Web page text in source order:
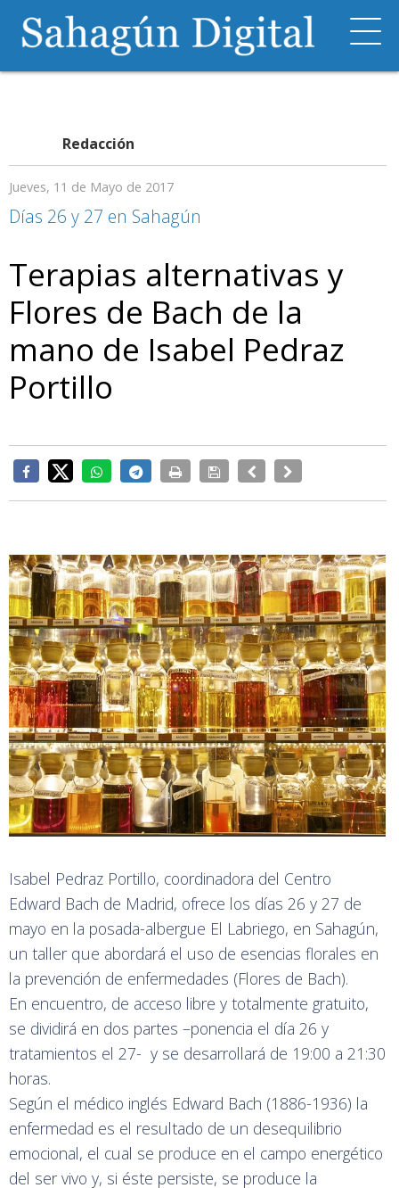
Redacción
Jueves, 11 de Mayo de 2017
Días 26 y 27 en Sahagún
Terapias alternativas y
Flores de Bach de la
mano de Isabel Pedraz
Portillo
Isabel Pedraz Portillo, coordinadora del Centro
Edward Bach de Madrid, ofrece los días 26 y 27 de
mayo en la posada-albergue El Labriego, en Sahagún,
un taller que abordará el uso de esencias florales en
la prevención de enfermedades (Flores de Bach).
En encuentro, de acceso libre y totalmente gratuito,
se dividirá en dos partes –ponencia el día 26 y
tratamientos el 27- y se desarrollará de 19:00 a 21:30
horas.
Según el médico inglés Edward Bach (1886-1936) la
enfermedad es el resultado de un desequilibrio
emocional, el cual se produce en el campo energético
del ser vivo y, si éste persiste, se produce la